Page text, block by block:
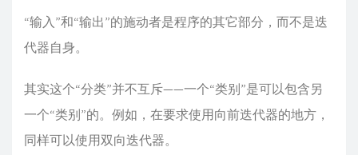
“输入”和“输出”的施动者是程序的其它部分，而不是迭
代器自身。
其实这个“分类”并不互斥——一个“类别”是可以包含另
一个“类别”的。例如，在要求使用向前迭代器的地方，
同样可以使用双向迭代器。